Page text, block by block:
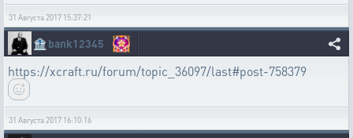
31 Августа 2017 15:37:21
🏦 bank12345
https://xcraft.ru/forum/topic_36097/last#post-758379
31 Августа 2017 16:10:16